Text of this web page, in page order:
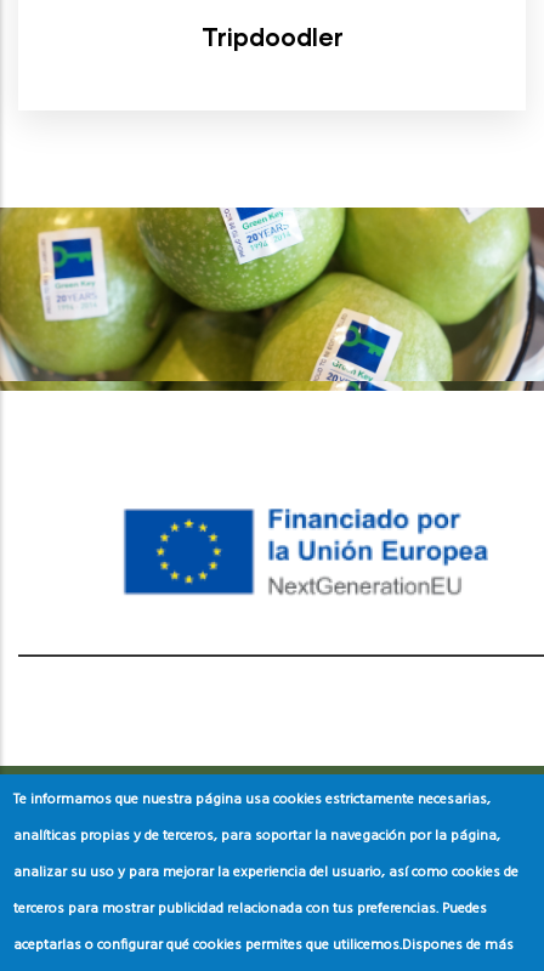
Tripdoodler
레딧 다운로드coloring pages printableinstagram reels
Te informamos que nuestra página usa cookies estrictamente necesarias,
analíticas propias y de terceros, para soportar la navegación por la página,
analizar su uso y para mejorar la experiencia del usuario, así como cookies de
terceros para mostrar publicidad relacionada con tus preferencias. Puedes
aceptarlas o configurar qué cookies permites que utilicemos.Dispones de más